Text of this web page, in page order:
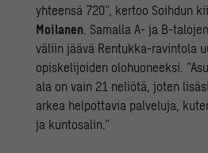
yhteensä 720”, kertoo Soihdun
Moilanen . Samalla A- ja B-talojen
väliin jäävä Rentukka-ravintola
opiskelijoiden olohuoneeksi.
ala on vain 21 neliötä, joten
arkea helpottavia palveluja,
ja kuntosalin.”